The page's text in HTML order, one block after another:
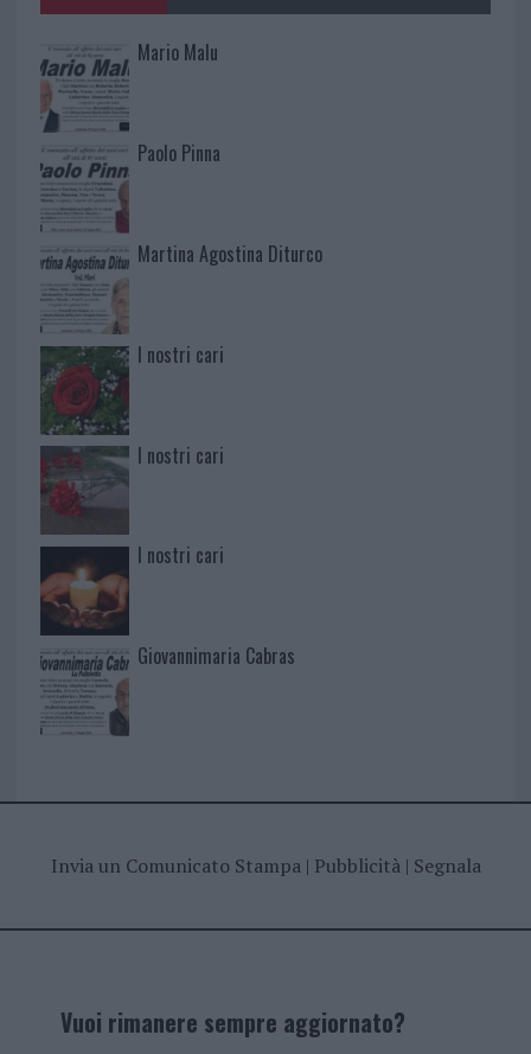
Mario Malu
Paolo Pinna
Martina Agostina Diturco
I nostri cari
I nostri cari
I nostri cari
Giovannimaria Cabras
Invia un Comunicato Stampa| Pubblicità| Segnala
Vuoi rimanere sempre aggiornato?